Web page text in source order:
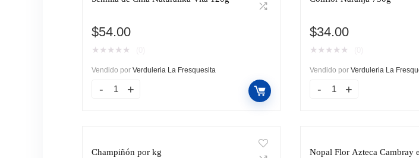
$54.00
★ ★ ★ ★ ★
Vendido por Verduleria La Fresquesita
$34.00
★ ★ ★ ★ ★
Vendido por Verduleria La
Champiñón por kg Nopal Flor Azteca Cambray